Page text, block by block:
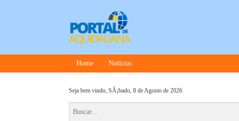
Home Notícias
Seja bem vindo, SÃ¡bado, 8 de Agosto de 2026